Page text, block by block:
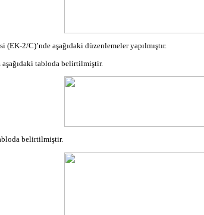
(EK-2/C)’nde aşağıdaki düzenlemeler yapılmıştır.
aşağıdaki tabloda belirtilmiştir.
belirtilmiştir.